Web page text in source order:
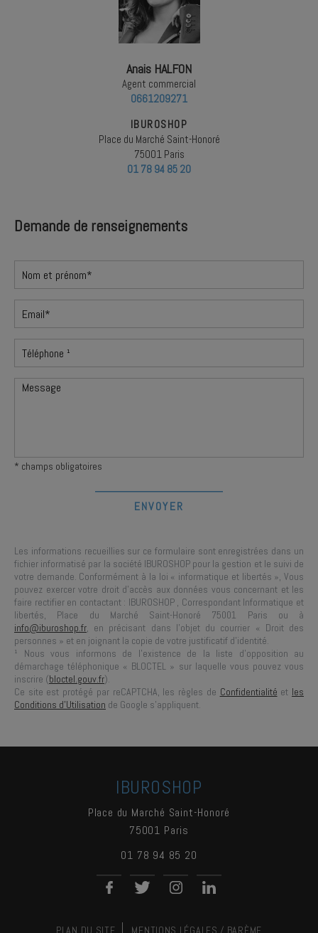
Anais HALFON
Agent commercial
0661209271
IBUROSHOP
Place du Marché Saint-Honoré
75001 Paris
01 78 94 85 20
Demande de renseignements
* champs obligatoires
Les informations recueillies sur ce formulaire sont enregistrées dans un
fichier informatisé par la société IBUROSHOP pour la gestion et le suivi de
votre demande. Conformément à la loi « informatique et libertés », Vous
pouvez exercer votre droit d'accès aux données vous concernant et les
faire rectifier en contactant : IBUROSHOP , Correspondant Informatique et
libertés, Place du Marché Saint-Honoré 75001 Paris ou à
info@iburoshop.fr, en précisant dans l’objet du courrier « Droit des
personnes » et en joignant la copie de votre justificatif d’identité.
¹ Nous vous informons de l’existence de la liste d’opposition au
démarchage téléphonique « BLOCTEL » sur laquelle vous pouvez vous
inscrire (bloctel.gouv.fr).
Ce site est protégé par reCAPTCHA, les règles de Confidentialité et les
Conditions d'Utilisation de Google s'appliquent.
IBUROSHOP
Place du Marché Saint-Honoré
75001 Paris
01 78 94 85 20
PLAN DU SITE MENTIONS LÉGALES / BARÈME